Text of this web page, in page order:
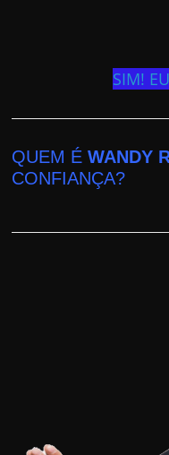
SIM!
QUEM ÉWANDY
CONFIANÇA?